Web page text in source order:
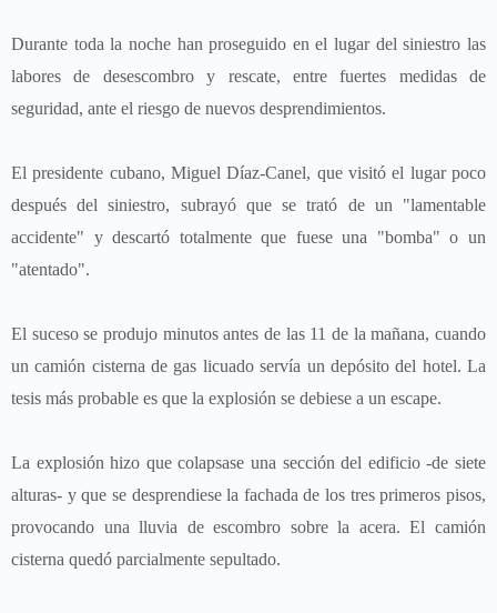
Durante toda la noche han proseguido en el lugar del siniestro las
labores de desescombro y rescate, entre fuertes medidas de
seguridad, ante el riesgo de nuevos desprendimientos.
El presidente cubano, Miguel Díaz-Canel, que visitó el lugar poco
después del siniestro, subrayó que se trató de un "lamentable
accidente" y descartó totalmente que fuese una "bomba" o un
"atentado".
El suceso se produjo minutos antes de las 11 de la mañana, cuando
un camión cisterna de gas licuado servía un depósito del hotel. La
tesis más probable es que la explosión se debiese a un escape.
La explosión hizo que colapsase una sección del edificio -de siete
alturas- y que se desprendiese la fachada de los tres primeros pisos,
provocando una lluvia de escombro sobre la acera. El camión
cisterna quedó parcialmente sepultado.